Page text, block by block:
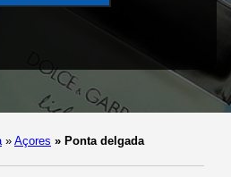
» Açores » Ponta delgada